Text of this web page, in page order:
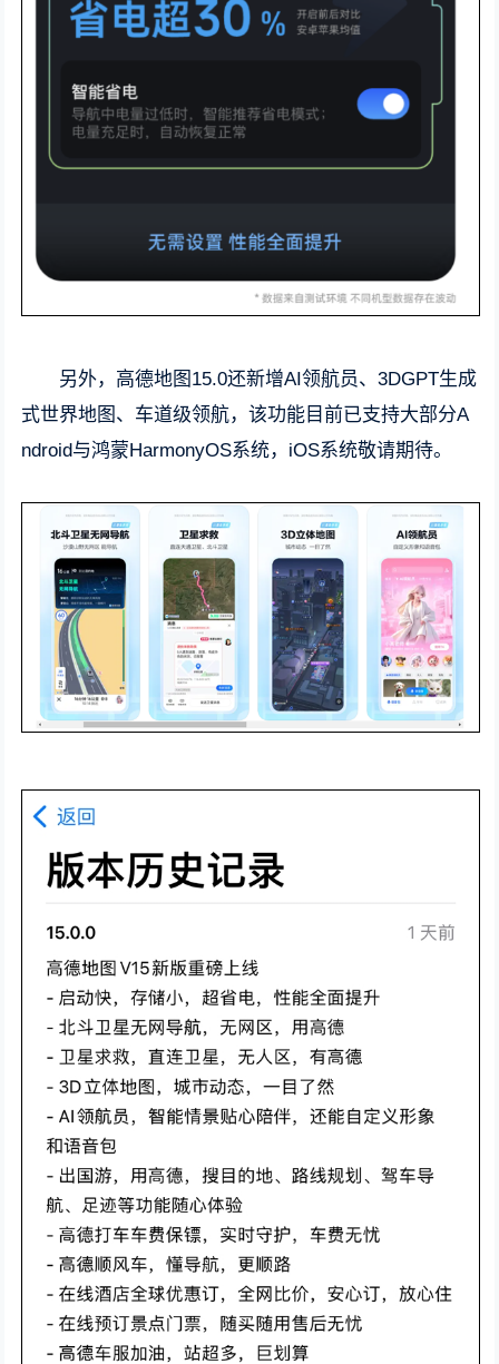
另外，高德地图15.0还新增AI领航员、3DGPT生成
式世界地图、车道级领航，该功能目前已支持大部分A
ndroid与鸿蒙HarmonyOS系统，iOS系统敬请期待。